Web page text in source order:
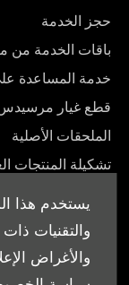
يستخدم هذا
والتقنيات
والأغراض
حجز الخدمة
باقات الخدمة من
خدمة المساعدة
قطع غيار
الملحقات الأصلية
تشكيلة المنتجات